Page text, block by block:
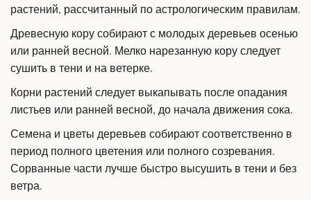
растений, рассчитанный по астрологическим правилам.
Древесную кору собирают с молодых деревьев осенью
или ранней весной. Мелко нарезанную кору следует
сушить в тени и на ветерке.
Корни растений следует выкапывать после опадания
листьев или ранней весной, до начала движения сока.
Семена и цветы деревьев собирают соответственно в
период полного цветения или полного созревания.
Сорванные части лучше быстро высушить в тени и без
ветра.